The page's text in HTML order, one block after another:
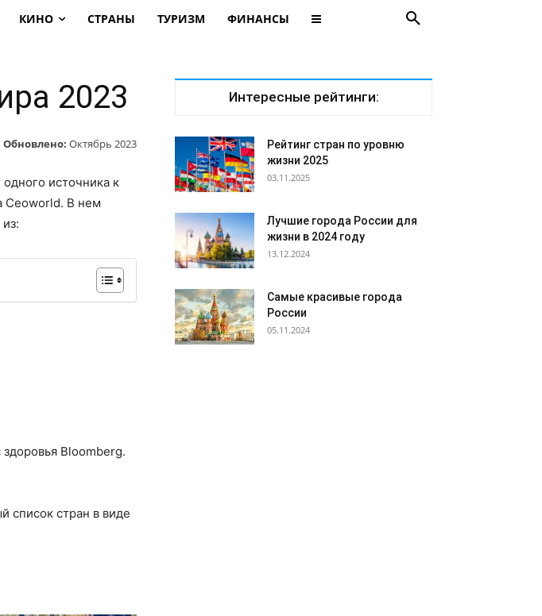
КИНО СТРАНЫ ТУРИЗМ ФИНАНСЫ
2023
Обновлено: Октябрь 2023
источника к
Ceoworld. В нем
Bloomberg.
список стран в виде
Интересные рейтинги:
Рейтинг стран по уровню
жизни 2025
03.11.2025
Лучшие города России для
жизни в 2024 году
13.12.2024
Самые красивые города
России
05.11.2024